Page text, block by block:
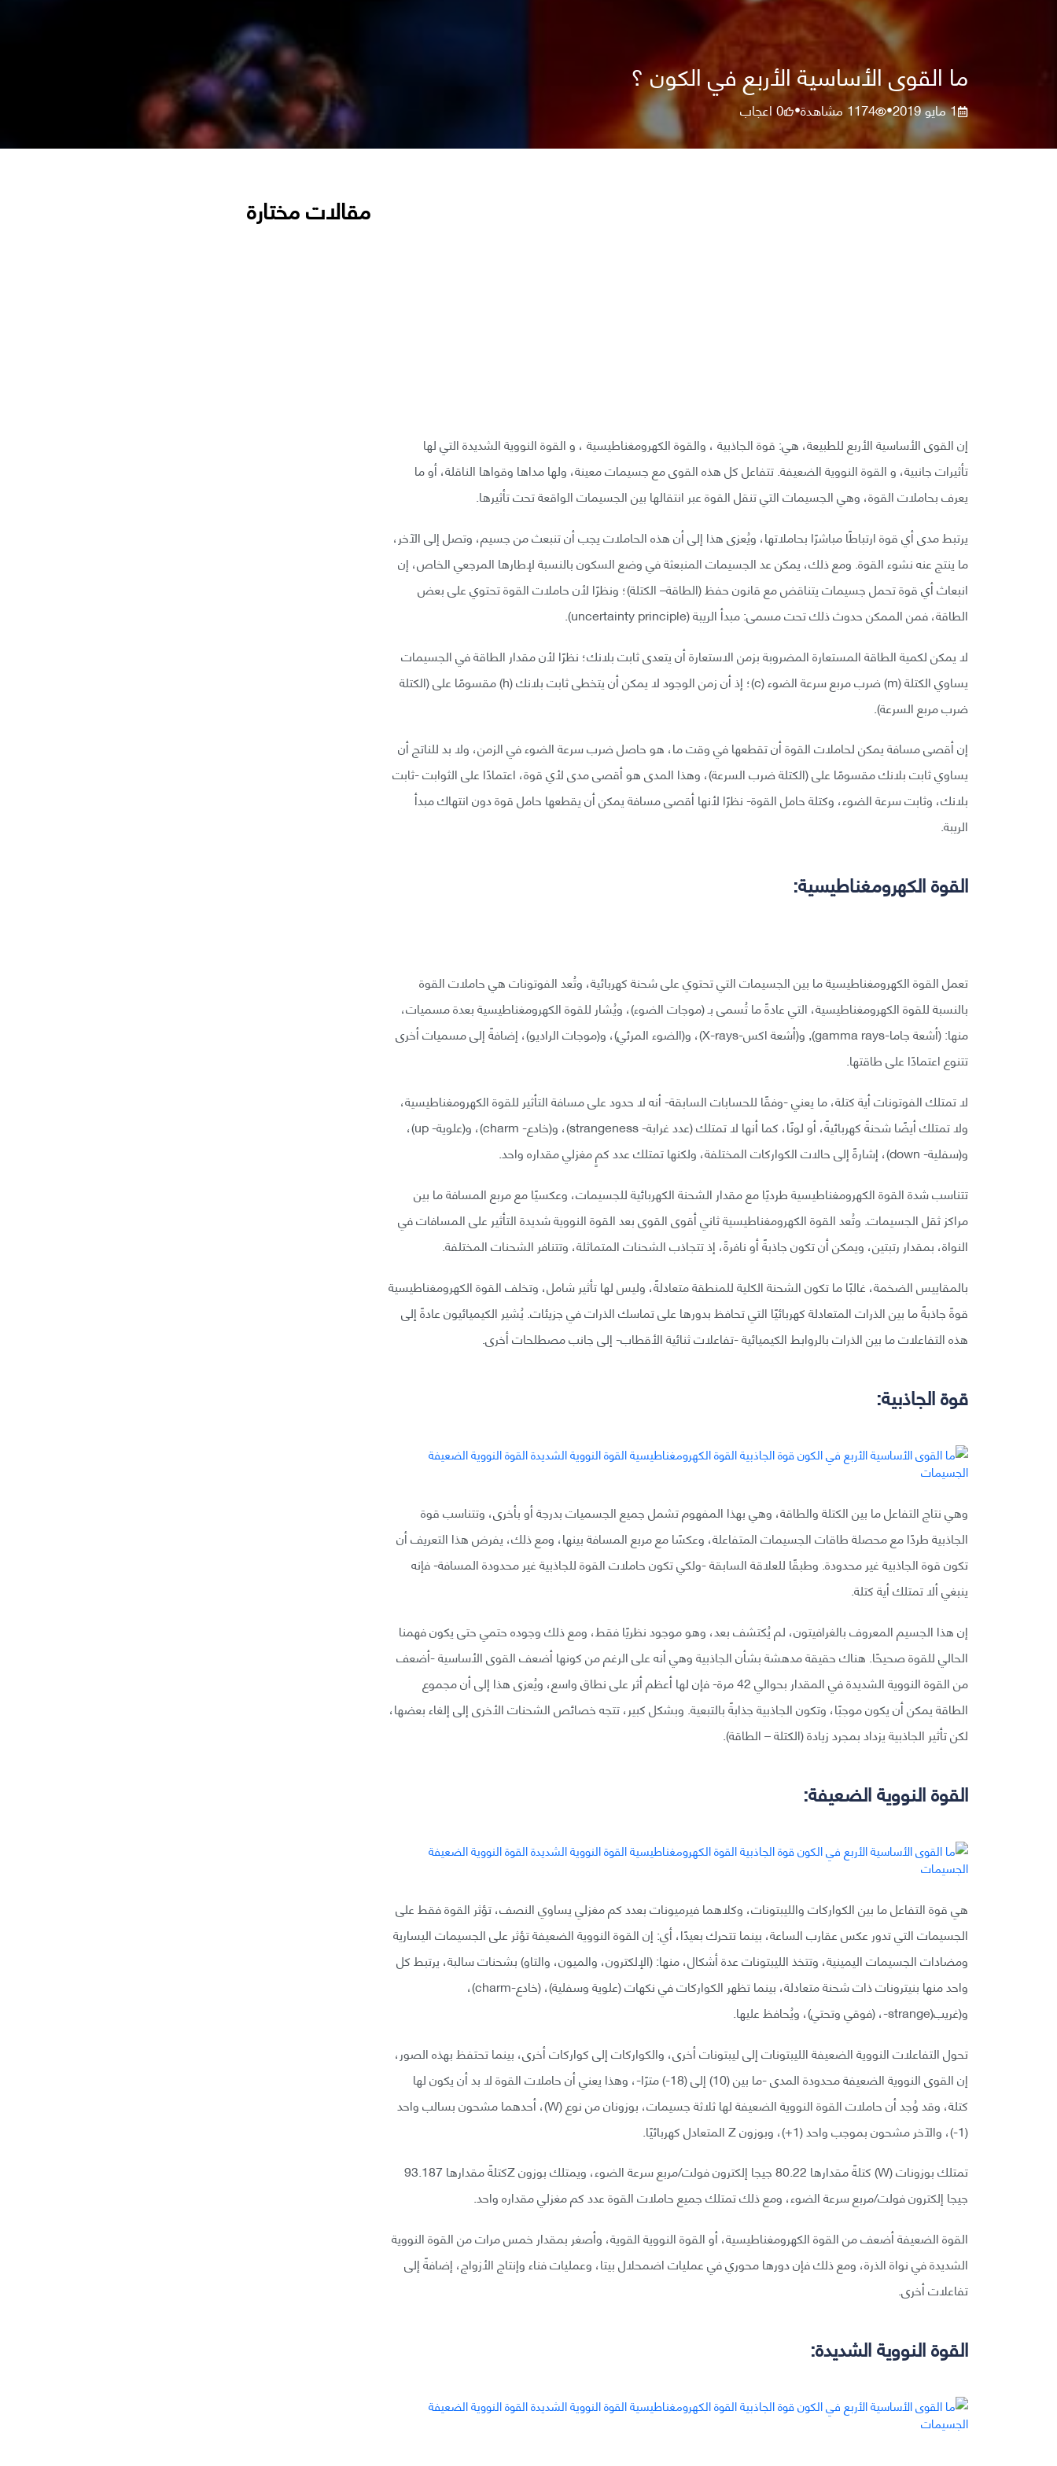
ما القوى الأساسية الأربع في الكون ؟
1 مايو 2019 •
1174مشاهدة•
0اعجاب
إن القوى الأساسية الأربع للطبيعة، هي: قوة الجاذبية ، والقوة الكهرومغناطيسية ، و القوة النووية الشديدة التي لها
تأثيرات جانبية، و القوة النووية الضعيفة. تتفاعل كل هذه القوى مع جسيمات معينة، ولها مداها وقواها الناقلة، أو ما
يعرف بحاملات القوة، وهي الجسيمات التي تنقل القوة عبر انتقالها بين الجسيمات الواقعة تحت تأثيرها.
يرتبط مدى أي قوة ارتباطًا مباشرًا بحاملاتها، ويُعزى هذا إلى أن هذه الحاملات يجب أن تنبعث من جسيم، وتصل إلى الآخر،
ما ينتج عنه نشوء القوة. ومع ذلك، يمكن عد الجسيمات المنبعثة في وضع السكون بالنسبة لإطارها المرجعي الخاص، إن
انبعاث أي قوة تحمل جسيمات يتناقض مع قانون حفظ (الطاقة– الكتلة)؛ ونظرًا لأن حاملات القوة تحتوي على بعض
الطاقة، فمن الممكن حدوث ذلك تحت مسمى: مبدأ الريبة (uncertainty principle).
لا يمكن لكمية الطاقة المستعارة المضروبة بزمن الاستعارة أن يتعدى ثابت بلانك؛ نظرًا لأن مقدار الطاقة في الجسيمات
يساوي الكتلة (m) ضرب مربع سرعة الضوء (c)؛ إذ أن زمن الوجود لا يمكن أن يتخطى ثابت بلانك (h) مقسومًا على (الكتلة
ضرب مربع السرعة).
إن أقصى مسافة يمكن لحاملات القوة أن تقطعها في وقت ما، هو حاصل ضرب سرعة الضوء في الزمن، ولا بد للناتج أن
يساوي ثابت بلانك مقسومًا على (الكتلة ضرب السرعة)، وهذا المدى هو أقصى مدى لأي قوة، اعتمادًا على الثوابت -ثابت
بلانك، وثابت سرعة الضوء، وكتلة حامل القوة- نظرًا لأنها أقصى مسافة يمكن أن يقطعها حامل قوة دون انتهاك مبدأ
الريبة.
القوة الكهرومغناطيسية:
تعمل القوة الكهرومغناطيسية ما بين الجسيمات التي تحتوي على شحنة كهربائية، وتُعد الفوتونات هي حاملات القوة
بالنسبة للقوة الكهرومغناطيسية، التي عادةً ما تُسمى بـ (موجات الضوء)، ويُشار للقوة الكهرومغناطيسية بعدة مسميات،
منها: (أشعة جاما-gamma rays), و(أشعة اكس-X-rays)، و(الضوء المرئي)، و(موجات الراديو)، إضافةً إلى مسميات أخرى
تتنوع اعتمادًا على طاقتها.
لا تمتلك الفوتونات أية كتلة، ما يعني -وفقًا للحسابات السابقة- أنه لا حدود على مسافة التأثير للقوة الكهرومغناطيسية،
ولا تمتلك أيضًا شحنةً كهربائيةً، أو لونًا، كما أنها لا تمتلك (عدد غرابة- strangeness)، و(خادع- charm)، و(علوية- up)،
و(سفلية- down)، إشارةً إلى حالات الكواركات المختلفة، ولكنها تمتلك عدد كمٍ مغزلي مقداره واحد.
تتناسب شدة القوة الكهرومغناطيسية طرديًا مع مقدار الشحنة الكهربائية للجسيمات، وعكسيًا مع مربع المسافة ما بين
مراكز ثقل الجسيمات. وتُعد القوة الكهرومغناطيسية ثاني أقوى القوى بعد القوة النووية شديدة التأثير على المسافات في
النواة، بمقدار رتبتين، ويمكن أن تكون جاذبةً أو نافرةً، إذ تتجاذب الشحنات المتماثلة، وتتنافر الشحنات المختلفة.
بالمقاييس الضخمة، غالبًا ما تكون الشحنة الكلية للمنطقة متعادلةً، وليس لها تأثير شامل، وتخلف القوة الكهرومغناطيسية
قوةً جاذبةً ما بين الذرات المتعادلة كهربائيًا التي تحافظ بدورها على تماسك الذرات في جزيئات. يُشير الكيميائيون عادةً إلى
هذه التفاعلات ما بين الذرات بالروابط الكيميائية -تفاعلات ثنائية الأقطاب- إلى جانب مصطلحات أخرى.
قوة الجاذبية:
وهي نتاج التفاعل ما بين الكتلة والطاقة، وهي بهذا المفهوم تشمل جميع الجسميات بدرجة أو بأخرى، وتتناسب قوة
الجاذبية طردًا مع محصلة طاقات الجسيمات المتفاعلة، وعكسًا مع مربع المسافة بينها، ومع ذلك، يفرض هذا التعريف أن
تكون قوة الجاذبية غير محدودة. وطبقًا للعلاقة السابقة -ولكي تكون حاملات القوة للجاذبية غير محدودة المسافة- فإنه
ينبغي ألا تمتلك أية كتلة.
إن هذا الجسيم المعروف بالغرافيتون، لم يُكتشف بعد، وهو موجود نظريًا فقط، ومع ذلك وجوده حتمي حتى يكون فهمنا
الحالي للقوة صحيحًا. هناك حقيقة مدهشة بشأن الجاذبية وهي أنه على الرغم من كونها أضعف القوى الأساسية -أضعف
من القوة النووية الشديدة في المقدار بحوالي 42 مرة- فإن لها أعظم أثر على نطاق واسع، ويُعزى هذا إلى أن مجموع
الطاقة يمكن أن يكون موجبًا، وتكون الجاذبية جذابةً بالتبعية. وبشكل كبير، تتجه خصائص الشحنات الأخرى إلى إلغاء بعضها،
لكن تأثير الجاذبية يزداد بمجرد زيادة (الكتلة – الطاقة).
القوة النووية الضعيفة:
هي قوة التفاعل ما بين الكواركات والليبتونات، وكلاهما فيرميونات بعدد كم مغزلي يساوي النصف، تؤثر القوة فقط على
الجسيمات التي تدور عكس عقارب الساعة، بينما تتحرك بعيدًا، أي: إن القوة النووية الضعيفة تؤثر على الجسيمات اليسارية
ومضادات الجسيمات اليمينية، وتتخذ الليبتونات عدة أشكال، منها: (الإلكترون، والميون، والتاو) بشحنات سالبة، يرتبط كل
واحد منها بنيترونات ذات شحنة متعادلة، بينما تظهر الكواركات في نكهات (علوية وسفلية)، (خادع-charm)،
و(غريب(strange-، (فوقي وتحتي)، ويُحافظ عليها.
تحول التفاعلات النووية الضعيفة الليبتونات إلى ليبتونات أخرى، والكواركات إلى كواركات أخرى، بينما تحتفظ بهذه الصور،
إن القوى النووية الضعيفة محدودة المدى -ما بين (10) إلى (18-) مترًا-، وهذا يعني أن حاملات القوة لا بد أن يكون لها
كتلة، وقد وُجد أن حاملات القوة النووية الضعيفة لها ثلاثة جسيمات، بوزونان من نوع (W)، أحدهما مشحون بسالب واحد
(1-)، والآخر مشحون بموجب واحد (1+)، وبوزون Z المتعادل كهربائيًا.
تمتلك بوزونات (W) كتلةً مقدارها 80.22 جيجا إلكترون فولت/مربع سرعة الضوء، ويمتلك بوزون Zكتلةً مقدارها 93.187
جيجا إلكترون فولت/مربع سرعة الضوء، ومع ذلك تمتلك جميع حاملات القوة عدد كم مغزلي مقداره واحد.
القوة الضعيفة أضعف من القوة الكهرومغناطيسية، أو القوة النووية القوية، وأصغر بمقدار خمس مرات من القوة النووية
الشديدة في نواة الذرة، ومع ذلك فإن دورها محوري في عمليات اضمحلال بيتا، وعمليات فناء وإنتاج الأزواج، إضافةً إلى
تفاعلات أخرى.
القوة النووية الشديدة:
مقالات مختارة